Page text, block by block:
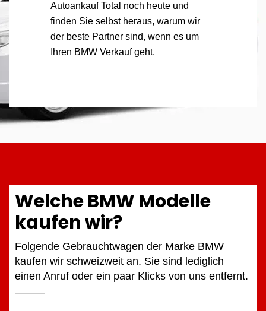
Autoankauf Total noch heute und
finden Sie selbst heraus, warum wir
der beste Partner sind, wenn es um
Ihren BMW Verkauf geht.
Welche BMW Modelle
kaufen wir?
Folgende Gebrauchtwagen der Marke BMW
kaufen wir schweizweit an. Sie sind lediglich
einen Anruf oder ein paar Klicks von uns entfernt.